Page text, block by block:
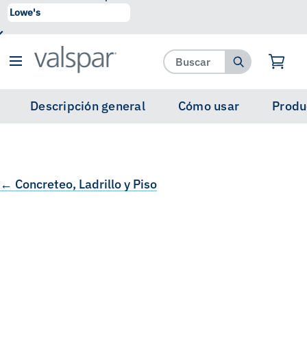
se ha agregado a favoritos.
Descripción general Cómo usar
← Concreteo, Ladrillo y Piso